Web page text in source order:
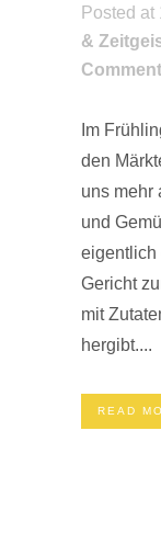
Posted at
&
Im
den
uns mehr
und
eigentlich
Gericht
mit
hergibt....
READ